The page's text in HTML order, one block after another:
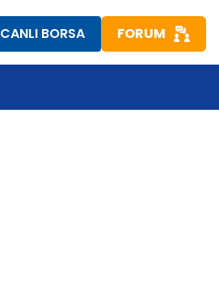
CANLI BORSA FORUM